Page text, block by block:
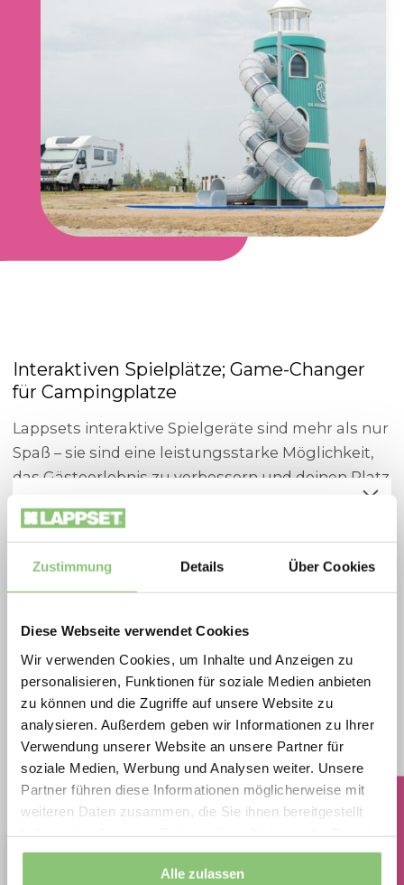
Zustimmung Details Über Cookies
Diese Webseite verwendet Cookies
Wir verwenden Cookies, um Inhalte und Anzeigen zu
personalisieren, Funktionen für soziale Medien anbieten
zu können und die Zugriffe auf unsere Website zu
analysieren. Außerdem geben wir Informationen zu Ihrer
Verwendung unserer Website an unsere Partner für
soziale Medien, Werbung und Analysen weiter. Unsere
Partner führen diese Informationen möglicherweise mit
weiteren Daten zusammen, die Sie ihnen bereitgestellt
gesammelt haben.
Alle zulassen
Interaktiven Spielplätze; Game-Changer
für Campingplatze
Lappsets interaktive Spielgeräte sind mehr als nur
Spaß – sie sind eine leistungsstarke Möglichkeit,
das Gästeerlebnis zu verbessern und deinen Platz
Unsere hochmodernen Geräte kombinieren
begeistern Besucher jeden Alters.
helfen wir dir, unvergessliche Erlebnisse zu
schaffen, die Gäste jedes Jahr immer wieder
zurückkehren lassen.
Mehr über Interaktive Geräte
Spielplatzoffensive 2026
Zukunftsfähige Spielräume zu besonders
attraktiven Konditionen: Die Lappset
Spielplatzoffensive vereint Qualität,
ausgewählten Aktionsprodukten.
2026 profitieren Gemeinden, Schulen, Planer
und Betreiber von extra scharf kalkulierten
Preisen auf langlebige, geprüfte
Spielplatzlösungen ideal für Neubau,
Erneuerung und Ersatzinvestitionen.
Jetzt Aktionsprodukte sichern und Vorteile
nutzen
Movement for every heartbeat.